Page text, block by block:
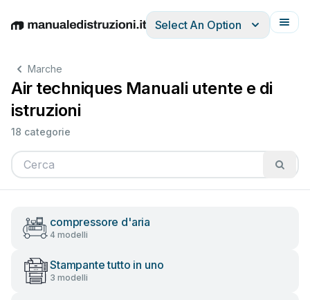
EnglishDeutschEspañolItalianoFrançais
Select An Option
Marche
Air techniques Manuali utente e di
istruzioni
18 categorie
compressore d'aria
4 modelli
Stampante tutto in uno
3 modelli